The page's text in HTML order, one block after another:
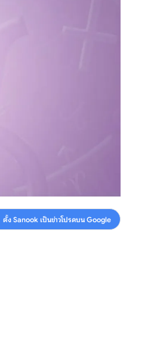
ตั้ง Sanook เป็นข่าวโปรดบน Google